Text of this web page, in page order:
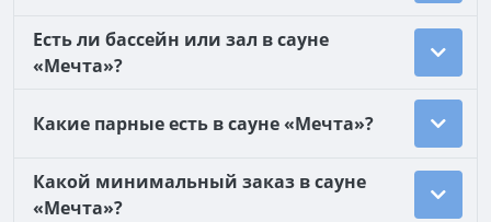
Есть ли бассейн или зал в сауне
«Мечта»?
Какие парные есть в сауне «Мечта»?
Какой минимальный заказ в сауне
«Мечта»?